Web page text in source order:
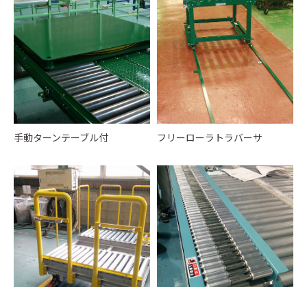
手動ターンテーブル付 フリーローラトラバーサ